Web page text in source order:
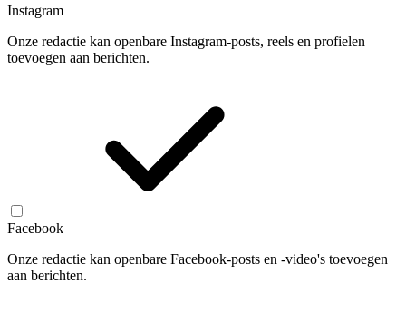
Instagram
Onze redactie kan openbare Instagram-posts, reels en profielen
toevoegen aan berichten.
Facebook
Onze redactie kan openbare Facebook-posts en -video's toevoegen
aan berichten.